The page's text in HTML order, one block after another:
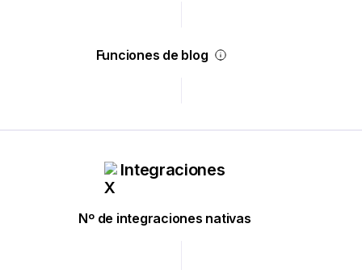
Funciones de blog
Integraciones
Nº de integraciones nativas